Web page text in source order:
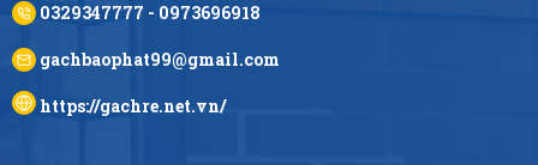
0329347777 - 0973696918
gachbaophat99@gmail.com
https://gachre.net.vn/